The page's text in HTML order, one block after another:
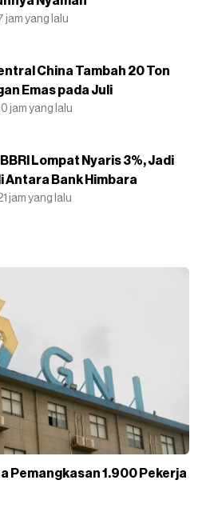
7 jam yang lalu
China Tambah 20 Ton
Emas pada Juli
10 jam yang lalu
Lompat Nyaris 3%, Jadi
Antara Bank Himbara
21 jam yang lalu
Pemangkasan 1.900 Pekerja